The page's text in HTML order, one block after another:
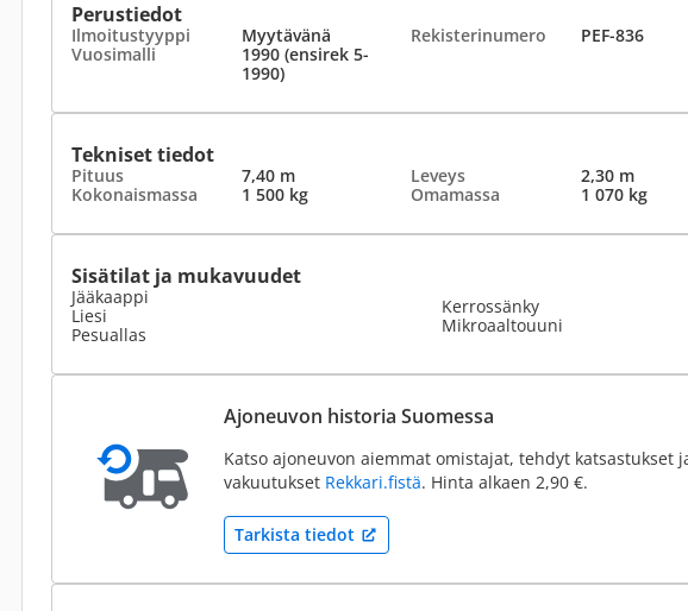
Perustiedot
Ilmoitustyyppi Myytävänä Rekisterinumero
PEF-836
Vuosimalli
1990 (ensirek 5-
1990)
Tekniset tiedot
Pituus 7,40 m Leveys
2,30 m
Kokonaismassa
1 500 kg Omamassa 1 070 kg
Sisätilat ja mukavuudet
Jääkaappi
Liesi
Pesuallas
Kerrossänky
Mikroaaltouuni
Ajoneuvon historia Suomessa
Katso ajoneuvon aiemmat omistajat, tehdyt katsastukset
vakuutukset Rekkari.fistä. Hinta alkaen 2,90 €.
Tarkista tiedot